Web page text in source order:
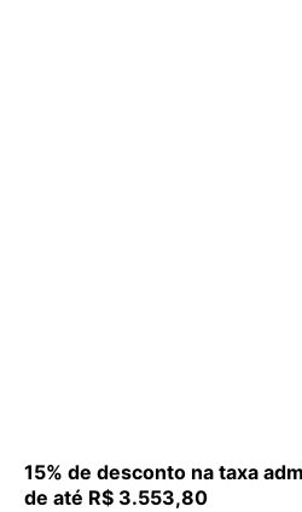
15% de desconto na taxa
de até R$ 3.553,80